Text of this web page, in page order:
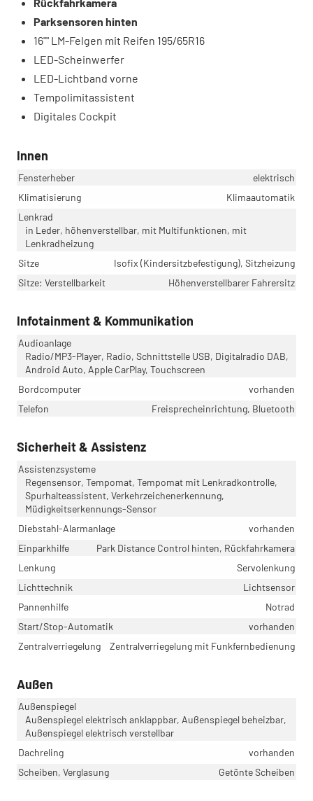
Parksensoren hinten
16"" LM-Felgen mit Reifen 195/65R16
LED-Scheinwerfer
LED-Lichtband vorne
Tempolimitassistent
Digitales Cockpit
Innen
Fensterheber
elektrisch
Klimatisierung
Klimaautomatik
Lenkrad
in Leder, höhenverstellbar, mit Multifunktionen, mit
Lenkradheizung
Sitze
Isofix (Kindersitzbefestigung), Sitzheizung
Sitze: Verstellbarkeit
Höhenverstellbarer Fahrersitz
Infotainment & Kommunikation
Audioanlage
Radio/MP3-Player, Radio, Schnittstelle USB, Digitalradio DAB,
Android Auto, Apple CarPlay, Touchscreen
Bordcomputer
vorhanden
Telefon
Freisprecheinrichtung, Bluetooth
Sicherheit & Assistenz
Assistenzsysteme
Regensensor, Tempomat, Tempomat mit Lenkradkontrolle,
Spurhalteassistent, Verkehrzeichenerkennung,
Müdigkeitserkennungs-Sensor
Diebstahl-Alarmanlage
vorhanden
Einparkhilfe
Park Distance Control hinten, Rückfahrkamera
Lenkung
Servolenkung
Lichttechnik
Lichtsensor
Pannenhilfe
Notrad
Start/Stop-Automatik
vorhanden
Zentralverriegelung
Zentralverriegelung mit Funkfernbedienung
Außen
Außenspiegel
Außenspiegel elektrisch anklappbar, Außenspiegel beheizbar,
Außenspiegel elektrisch verstellbar
Dachreling
vorhanden
Scheiben, Verglasung
Getönte Scheiben